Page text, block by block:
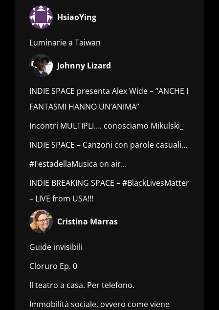
HsiaoYing
Luminarie a Taiwan
Johnny Lizard
INDIE SPACE presenta Alex Wide – “ANCHE I
FANTASMI HANNO UN’ANIMA”
Incontri MULTIPLI…. conosciamo Mikulski_
INDIE SPACE – Canzoni con parole casuali…
#FestadellaMusica on air…
INDIE BREAKING SPACE – #BlackLivesMatter
– LIVE from USA!!!
Cristina Marras
Guide invisibili
Cloruro Ep. 0
Il teatro a casa. Per telefono.
Immobilità sociale, ovvero come viene